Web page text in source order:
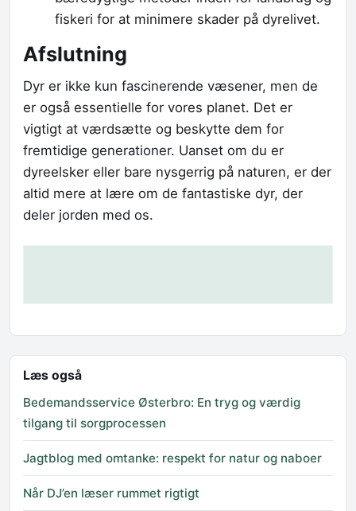
fiskeri for at minimere skader på dyrelivet.
Afslutning
Dyr er ikke kun fascinerende væsener, men de
er også essentielle for vores planet. Det er
vigtigt at værdsætte og beskytte dem for
fremtidige generationer. Uanset om du er
dyreelsker eller bare nysgerrig på naturen, er der
altid mere at lære om de fantastiske dyr, der
deler jorden med os.
Læs også
Bedemandsservice Østerbro: En tryg og værdig
tilgang til sorgprocessen
Jagtblog med omtanke: respekt for natur og naboer
Når DJ’en læser rummet rigtigt